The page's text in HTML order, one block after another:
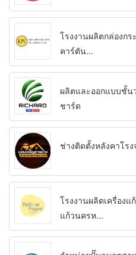
โรงงานผลิตกล่องก
คาร์ตัน...
ผลิตและออกแบบชั้น
ชาร์ด
ช่างติดตั้งหลังคาโร
โรงงานผลิตเครื่องแ
แก้วนครห...